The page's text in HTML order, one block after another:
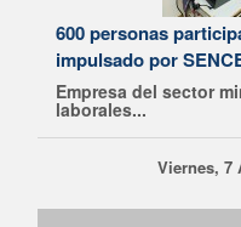
600 personas
impulsado por
Empresa del sector
laborales...
Viernes, 7